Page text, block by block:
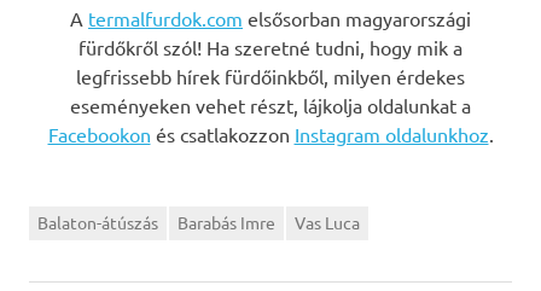
A termalfurdok.com elsősorban magyarországi
fürdőkről szól! Ha szeretné tudni, hogy mik a
legfrissebb hírek fürdőinkből, milyen érdekes
eseményeken vehet részt, lájkolja oldalunkat a
Facebookon és csatlakozzon Instagram oldalunkhoz.
Balaton-átúszás Barabás Imre Vas Luca